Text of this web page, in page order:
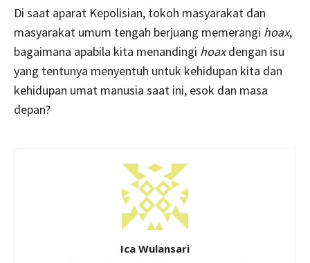
Di saat aparat Kepolisian, tokoh masyarakat dan
masyarakat umum tengah berjuang memerangi hoax,
bagaimana apabila kita menandingi hoaxdengan isu
yang tentunya menyentuh untuk kehidupan kita dan
kehidupan umat manusia saat ini, esok dan masa
depan?
Ica Wulansari